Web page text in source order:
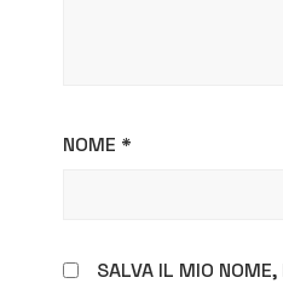
NOME *
SALVA IL MIO